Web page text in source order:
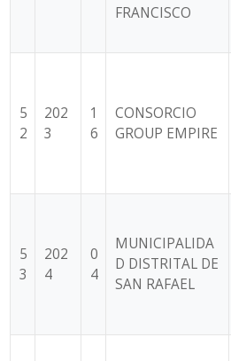
FRANCISCO
5
2
202
3
1
6
CONSORCIO
GROUP EMPIRE
5
3
202
4
0
4
MUNICIPALIDA
D DISTRITAL DE
SAN RAFAEL